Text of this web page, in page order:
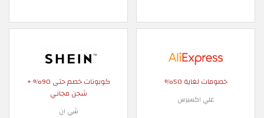
خصومات لغاية 50%
علي اكسبرس
كوبونات خصم حتى 90% +
شحن مجاني
شي ان